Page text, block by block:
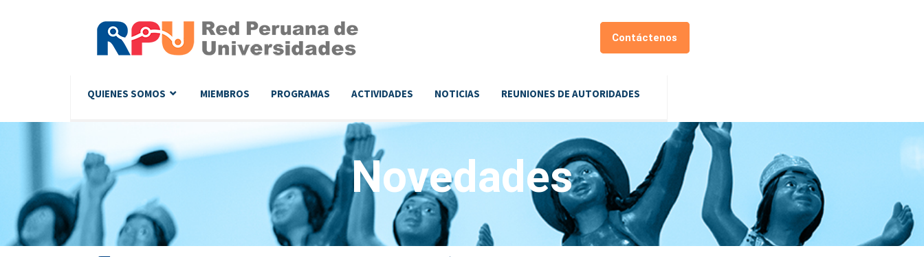
Contáctenos
QUIENES SOMOS MIEMBROS PROGRAMAS ACTIVIDADES NOTICIAS REUNIONES DE AUTORIDADES
Novedades